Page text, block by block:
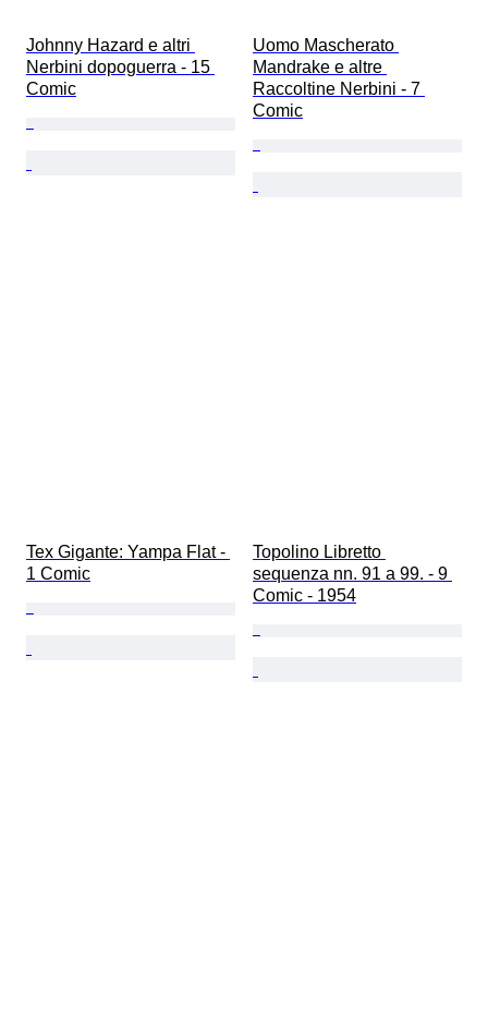
Johnny Hazard e altri
Nerbini dopoguerra - 15
Comic
Uomo Mascherato
Mandrake e altre
Raccoltine Nerbini - 7
Comic
Tex Gigante: Yampa Flat -
1 Comic
Topolino Libretto
sequenza nn. 91 a 99. - 9
Comic - 1954